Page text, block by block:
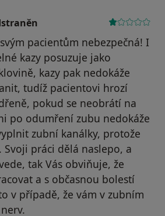
pacientům nebezpečná! I
kazy posuzuje jako
kazy pak nedokáže
tudíž pacientovi hrozí
pokud se neobrátí na
po odumření zubu nedokáže
zubní kanálky, protože
práci dělá naslepo, a
tak Vás obviňuje, že
a s občasnou bolestí
v případě, že vám v zubním